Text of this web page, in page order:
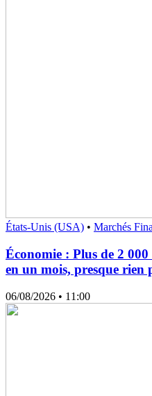
États-Unis (USA) • Marchés
Économie : Plus de 2
en un mois, presque rien
06/08/2026 • 11:00